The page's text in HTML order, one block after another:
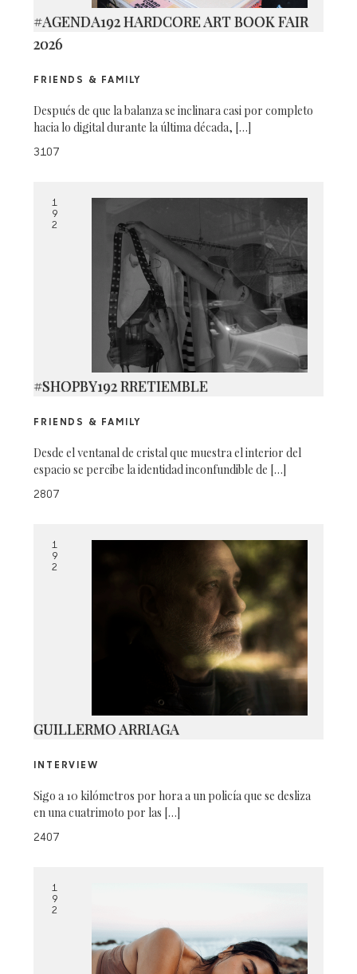
NUBLEER_192_42-375
#AGENDA192 HARDCORE ART BOOK FAIR
2026
FRIENDS & FAMILY
Después de que la balanza se inclinara casi por completo
hacia lo digital durante la última década, […]
3107
1
9
2
#SHOPBY192 RRETIEMBLE
FRIENDS & FAMILY
Desde el ventanal de cristal que muestra el interior del
espacio se percibe la identidad inconfundible de […]
2807
1
9
2
GUILLERMO ARRIAGA
INTERVIEW
Sigo a 10 kilómetros por hora a un policía que se desliza
en una cuatrimoto por las […]
2407
1
9
2